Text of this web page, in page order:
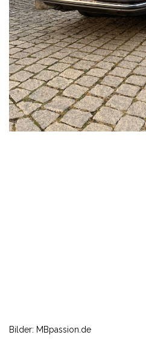
Bilder: MBpassion.de